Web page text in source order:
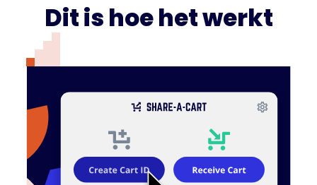
Dit is hoe het werkt